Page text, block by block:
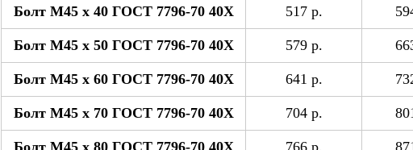
Болт М45 x 40 ГОСТ 7796-70 40Х 517 р.
Болт М45 x 50 ГОСТ 7796-70 40Х 579 р.
Болт М45 x 60 ГОСТ 7796-70 40Х 641 р.
Болт М45 x 70 ГОСТ 7796-70 40Х 704 р.
Болт М45 x 80 ГОСТ 7796-70 40Х 766 р.